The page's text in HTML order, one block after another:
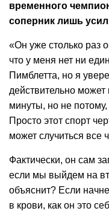
временного
соперник лишь
«Он уже столько раз
что у меня нет ни
Пимблетта, но я
действительно
минуты, но не
Просто этот спорт
может случиться все
Фактически, он сам
если мы выйдем на
объяснит? Если
в крови, как он это